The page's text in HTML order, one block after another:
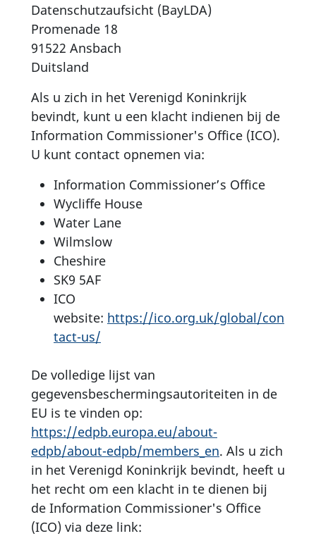
Datenschutzaufsicht (BayLDA)
Promenade 18
91522 Ansbach
Duitsland
Als u zich in het Verenigd Koninkrijk
bevindt, kunt u een klacht indienen bij de
Information Commissioner's Office (ICO).
U kunt contact opnemen via:
Information Commissioner’s Office
Wycliffe House
Water Lane
Wilmslow
Cheshire
SK9 5AF
ICO
website: https://ico.org.uk/global/con
tact-us/
De volledige lijst van
gegevensbeschermingsautoriteiten in de
EU is te vinden op:
https://edpb.europa.eu/about-
edpb/about-edpb/members_en. Als u zich
in het Verenigd Koninkrijk bevindt, heeft u
het recht om een klacht in te dienen bij
de Information Commissioner's Office
(ICO) via deze link: